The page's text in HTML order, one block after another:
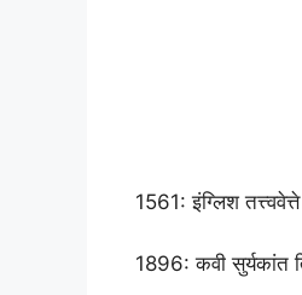
1561: इंग्लिश
1896: कवी सुर्यकांत